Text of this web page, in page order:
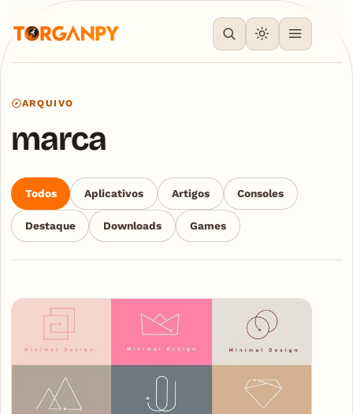
ARQUIVO
marca
Todos Aplicativos Artigos Consoles
Destaque Downloads Games
Articles